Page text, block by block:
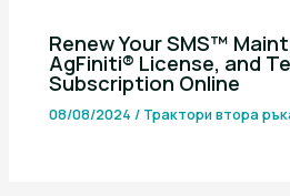
Renew Your SMS™
AgFiniti® License, and
Subscription Online
08/08/2024/ Трактори втора